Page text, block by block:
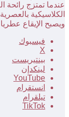
عندما تمتزج رائحة
الكلاسيكية
ويصبح الإيقاع عطريا
فيسبوك
‫X
بينتيريست
لينكدإن
‫YouTube
انستقرام
تيلقرام
‫TikTok